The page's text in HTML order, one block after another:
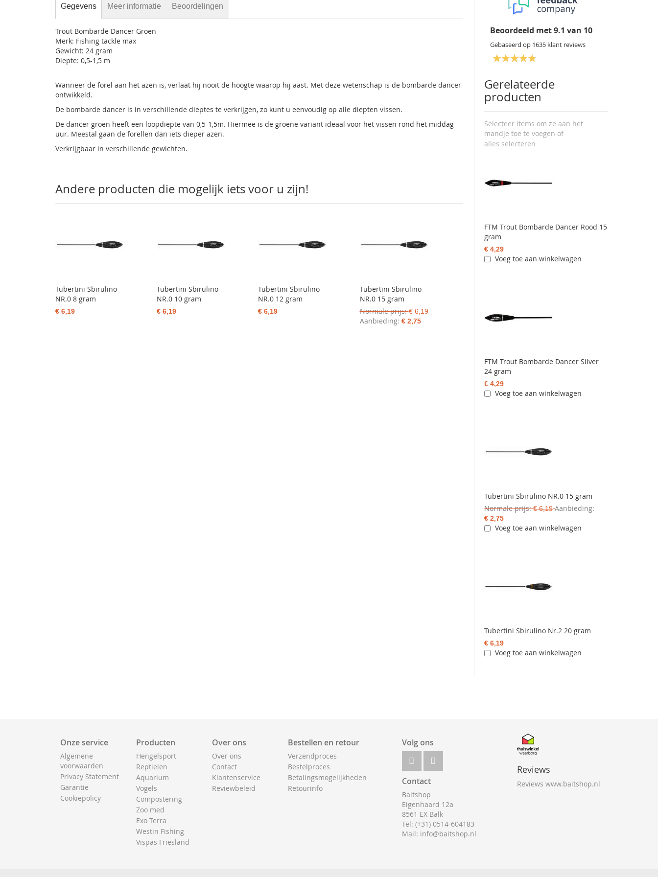
Beoordeeld met9.1 van 10
Gebaseerd op 1635 klant reviews
Gerelateerde
producten
Selecteer items om ze aan het
mandje toe te voegen of
alles selecteren
FTM Trout Bombarde Dancer Rood 15
gram
€ 4,29
Voeg toe aan winkelwagen
FTM Trout Bombarde Dancer Silver
24 gram
€ 4,29
Voeg toe aan winkelwagen
Tubertini Sbirulino NR.0 15 gram
Normale prijs € 6,19 Aanbieding
€ 2,75
Voeg toe aan winkelwagen
Tubertini Sbirulino Nr.2 20 gram
€ 6,19
Voeg toe aan winkelwagen
Gegevens
Trout Bombarde Dancer Groen
Merk: Fishing tackle max
Gewicht: 24 gram
Diepte: 0,5-1,5 m
Wanneer de forel aan het azen is, verlaat hij nooit de hoogte waarop hij aast. Met deze wetenschap is de bombarde dancer
ontwikkeld.
De bombarde dancer is in verschillende dieptes te verkrijgen, zo kunt u eenvoudig op alle diepten vissen.
De dancer groen heeft een loopdiepte van 0,5-1,5m. Hiermee is de groene variant ideaal voor het vissen rond het middag
uur. Meestal gaan de forellen dan iets dieper azen.
Verkrijgbaar in verschillende gewichten.
Meer informatie Beoordelingen
Andere producten die mogelijk iets voor u zijn!
Tubertini Sbirulino
NR.0 8 gram
€ 6,19
Tubertini Sbirulino
NR.0 10 gram
€ 6,19
Tubertini Sbirulino
NR.0 12 gram
€ 6,19
Tubertini Sbirulino
NR.0 15 gram
Normale prijs € 6,19
Aanbieding € 2,75
Onze service
Algemene
voorwaarden
Privacy Statement
Garantie
Cookiepolicy
Producten
Hengelsport
Reptielen
Aquarium
Vogels
Compostering
Zoo med
Exo Terra
Westin Fishing
Vispas Friesland
Over ons
Over ons
Contact
Klantenservice
Reviewbeleid
Bestellen en retour
Verzendproces
Bestelproces
Betalingsmogelijkheden
Retourinfo
Volg ons
Contact
Baitshop
Eigenhaard 12a
8561 EX Balk
Tel: (+31) 0514-604183
Mail: info@baitshop.nl
Reviews
Reviews www.baitshop.nl